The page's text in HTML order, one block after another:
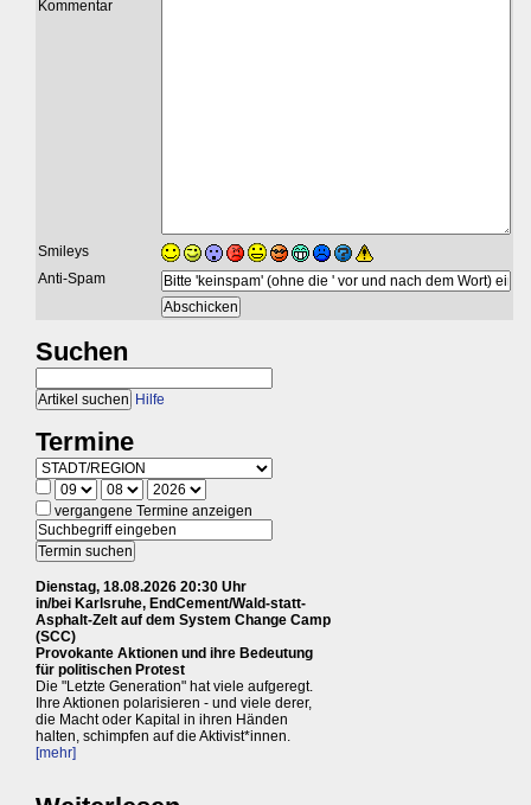
Kommentar
Smileys
Anti-Spam
Suchen
Hilfe
Termine
vergangene Termine anzeigen
Dienstag, 18.08.2026 20:30 Uhr
in/bei Karlsruhe, EndCement/Wald-statt-
Asphalt-Zelt auf dem System Change Camp
(SCC)
Provokante Aktionen und ihre Bedeutung
für politischen Protest
Die "Letzte Generation" hat viele aufgeregt.
Ihre Aktionen polarisieren - und viele derer,
die Macht oder Kapital in ihren Händen
halten, schimpfen auf die Aktivist*innen.
[mehr]